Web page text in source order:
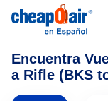
Encuentra
a Rifle (BKS